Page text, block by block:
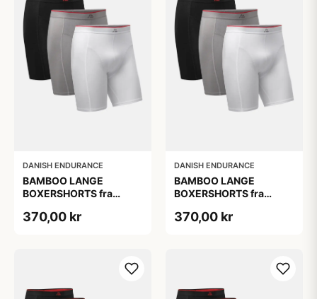
DANISH ENDURANCE
BAMBOO LANGE
BOXERSHORTS fra
Sort/Rød | Grå | Hvid 3-
370,00 kr
DANISH ENDURANCE
BAMBOO LANGE
BOXERSHORTS fra
Sort/Rød | Grå | Hvid 3-
370,00 kr